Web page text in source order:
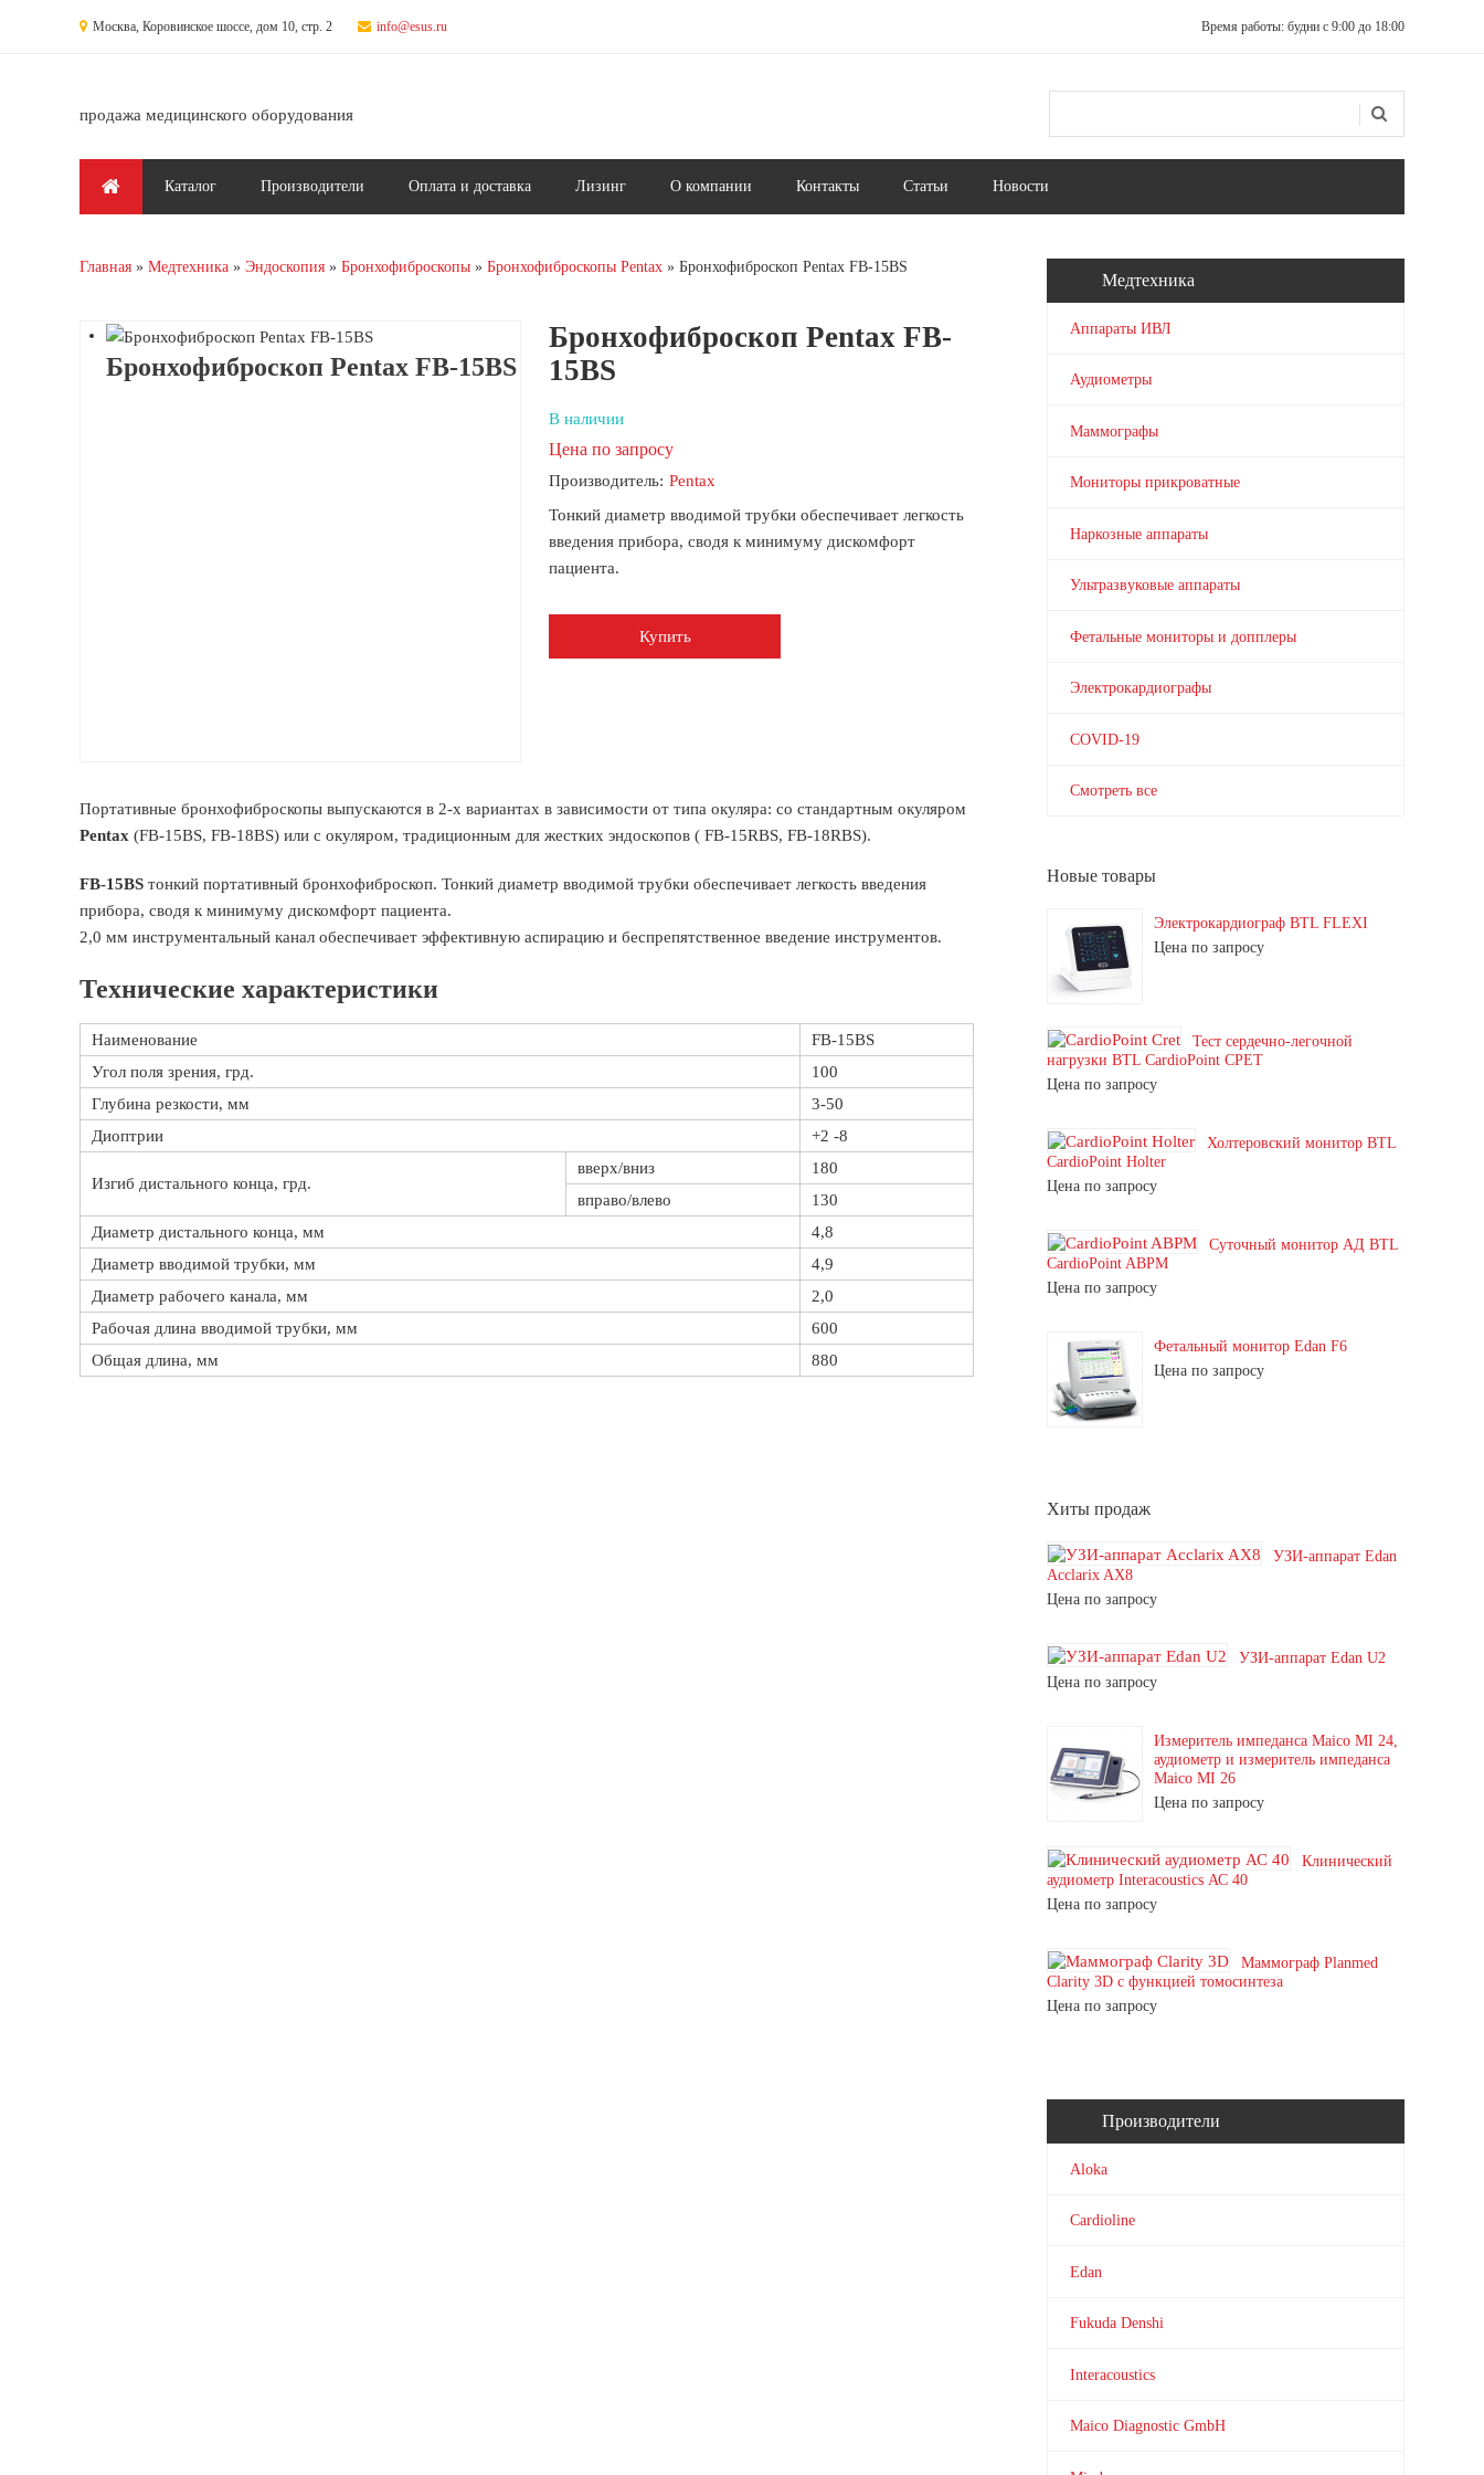
Москва, Коровинское шоссе, дом 10, стр. 2 info@esus.ru Время работы: будни с 9:00 до 18:00
продажа медицинского оборудования
Главное менюКаталог Производители Оплата и доставка Лизинг О компании Контакты Статьи Новости
Главная Медтехника Эндоскопия Бронхофиброскопы Бронхофиброскопы Pentax Бронхофиброскоп Pentax FB-15BS
Бронхофиброскоп Pentax FB-15BS
Бронхофиброскоп Pentax FB-
15BS
В наличии
Цена по запросу
Производитель: Pentax
Тонкий диаметр вводимой трубки обеспечивает легкость
введения прибора, сводя к минимуму дискомфорт
пациента.
Купить
Портативные бронхофиброскопы выпускаются в 2-х вариантах в зависимости от типа окуляра: со стандартным окуляром
Pentax (FB-15BS, FB-18BS) или с окуляром, традиционным для жестких эндоскопов ( FB-15RBS, FB-18RBS).
FB-15BS тонкий портативный бронхофиброскоп. Тонкий диаметр вводимой трубки обеспечивает легкость введения
прибора, сводя к минимуму дискомфорт пациента.
2,0 мм инструментальный канал обеспечивает эффективную аспирацию и беспрепятственное введение инструментов.
Технические характеристики
Наименование
FB-15BS
Угол поля зрения, грд.
100
Глубина резкости, мм
3-50
Диоптрии
+2 -8
Изгиб дистального конца, грд.
вверх/вниз
180
вправо/влево
130
Диаметр дистального конца, мм
4,8
Диаметр вводимой трубки, мм
4,9
Диаметр рабочего канала, мм
2,0
Рабочая длина вводимой трубки, мм
600
Общая длина, мм
880
Медтехника
Аппараты ИВЛ
Аудиометры
Маммографы
Мониторы прикроватные
Наркозные аппараты
Ультразвуковые аппараты
Фетальные мониторы и допплеры
Электрокардиографы
COVID-19
Смотреть все
Новые товары
Электрокардиограф BTL FLEXI
Цена по запросу
Тест сердечно-легочной
нагрузки BTL CardioPoint CPET
Цена по запросу
Холтеровский монитор BTL
CardioPoint Holter
Цена по запросу
Суточный монитор АД BTL
CardioPoint ABPM
Цена по запросу
Фетальный монитор Edan F6
Цена по запросу
Хиты продаж
УЗИ-аппарат Edan
Acclarix AX8
Цена по запросу
УЗИ-аппарат Edan U2
Цена по запросу
Измеритель импеданса Maico MI 24,
аудиометр и измеритель импеданса
Maico MI 26
Цена по запросу
Клинический
аудиометр Interacoustics АС 40
Цена по запросу
Маммограф Planmed
Clarity 3D с функцией томосинтеза
Цена по запросу
Производители
Aloka
Cardioline
Edan
Fukuda Denshi
Interacoustics
Maico Diagnostic GmbH